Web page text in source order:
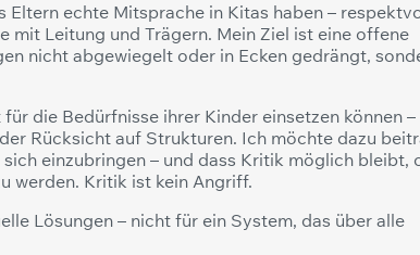
Eltern echte Mitsprache in Kitas haben –
mit Leitung und Trägern. Mein Ziel ist eine offene
nicht abgewiegelt oder in Ecken gedrängt,
die Bedürfnisse ihrer Kinder einsetzen können –
Rücksicht auf Strukturen. Ich möchte dazu
einzubringen – und dass Kritik möglich bleibt,
werden. Kritik ist kein Angriff.
Lösungen – nicht für ein System, das über alle